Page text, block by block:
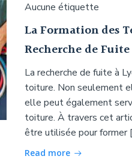
Aucune étiquette
La Formation des
Recherche de
La recherche de fuite à
toiture. Non seulement
elle peut également
toiture. À travers cet
être utilisée pour former
Read more